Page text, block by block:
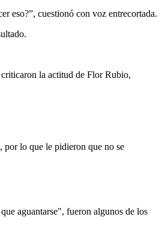
eso?”, cuestionó con voz entrecortada.
criticaron la actitud de Flor Rubio,
por lo que le pidieron que no se
aguantarse", fueron algunos de los